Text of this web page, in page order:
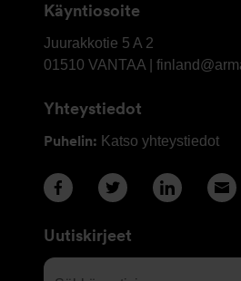
Käyntiosoite
OY
Armatec
AB
Juurakkotie 5 A 2
01510 VANTAA |
Yhteystiedot
Puhelin: Katso yhteystiedot
Uutiskirjeet
Sähköpostisi